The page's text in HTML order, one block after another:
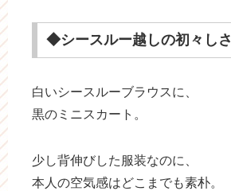
◆シースルー越しの初々しさ
白いシースルーブラウスに、
黒のミニスカート。
少し背伸びした服装なのに、
本人の空気感はどこまでも素朴。